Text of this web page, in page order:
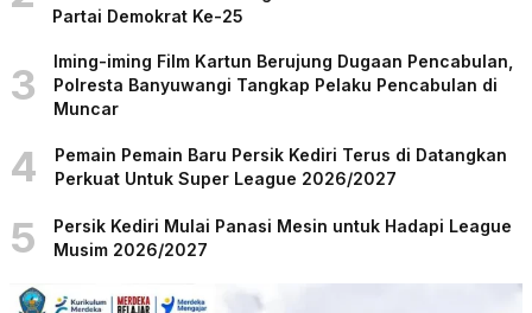
Partai Demokrat Ke-25
3
Iming-iming Film Kartun Berujung Dugaan Pencabulan,
Polresta Banyuwangi Tangkap Pelaku Pencabulan di
Muncar
4
Pemain Pemain Baru Persik Kediri Terus di Datangkan
Perkuat Untuk Super League 2026/2027
5
Persik Kediri Mulai Panasi Mesin untuk Hadapi League
Musim 2026/2027